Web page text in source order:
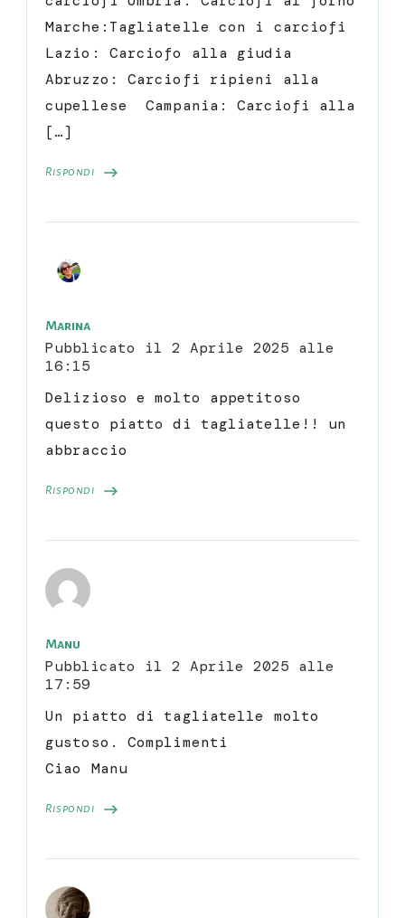
Rispondi
Marche:Tagliatelle con i carciofi
Lazio: Carciofo alla giudia
Abruzzo: Carciofi ripieni alla
cupellese Campania: Carciofi alla
[…]
Marina
Pubblicato il 2 Aprile 2025 alle
16:15
Rispondi
Delizioso e molto appetitoso
questo piatto di tagliatelle!! un
abbraccio
Manu
Pubblicato il 2 Aprile 2025 alle
17:59
Rispondi
Un piatto di tagliatelle molto
gustoso. Complimenti
Ciao Manu